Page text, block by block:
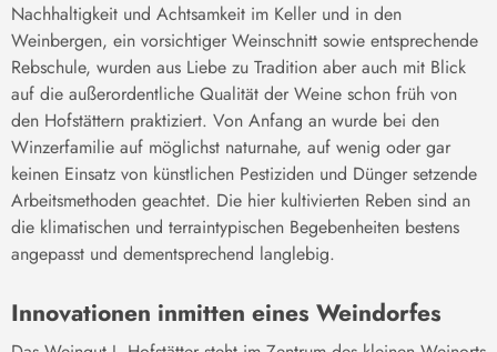
Nachhaltigkeit und Achtsamkeit im Keller und in den
Weinbergen, ein vorsichtiger Weinschnitt sowie entsprechende
Rebschule, wurden aus Liebe zu Tradition aber auch mit Blick
auf die außerordentliche Qualität der Weine schon früh von
den Hofstättern praktiziert. Von Anfang an wurde bei den
Winzerfamilie auf möglichst naturnahe, auf wenig oder gar
keinen Einsatz von künstlichen Pestiziden und Dünger setzende
Arbeitsmethoden geachtet. Die hier kultivierten Reben sind an
die klimatischen und terraintypischen Begebenheiten bestens
angepasst und dementsprechend langlebig.
Innovationen inmitten eines Weindorfes